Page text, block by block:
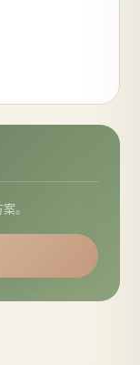
。